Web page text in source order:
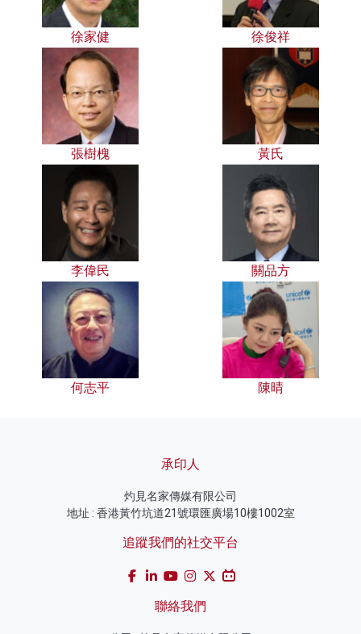
徐家健 徐俊祥
張樹槐 黃氏
李偉民 關品方
何志平 陳晴
承印人
灼見名家傳媒有限公司
地址 : 香港黃竹坑道21號環匯廣場10樓1002室
追蹤我們的社交平台
聯絡我們